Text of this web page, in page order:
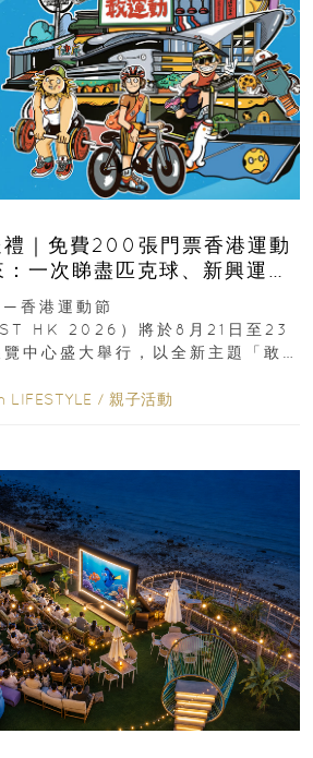
｜免費200張門票香港運動
一次睇盡匹克球、新興運
百運動品牌展覽
香港運動節
HK 2026）將於8月21日至23
中心盛大舉行，以全新主題「敢
LIFESTYLE / 親子活動